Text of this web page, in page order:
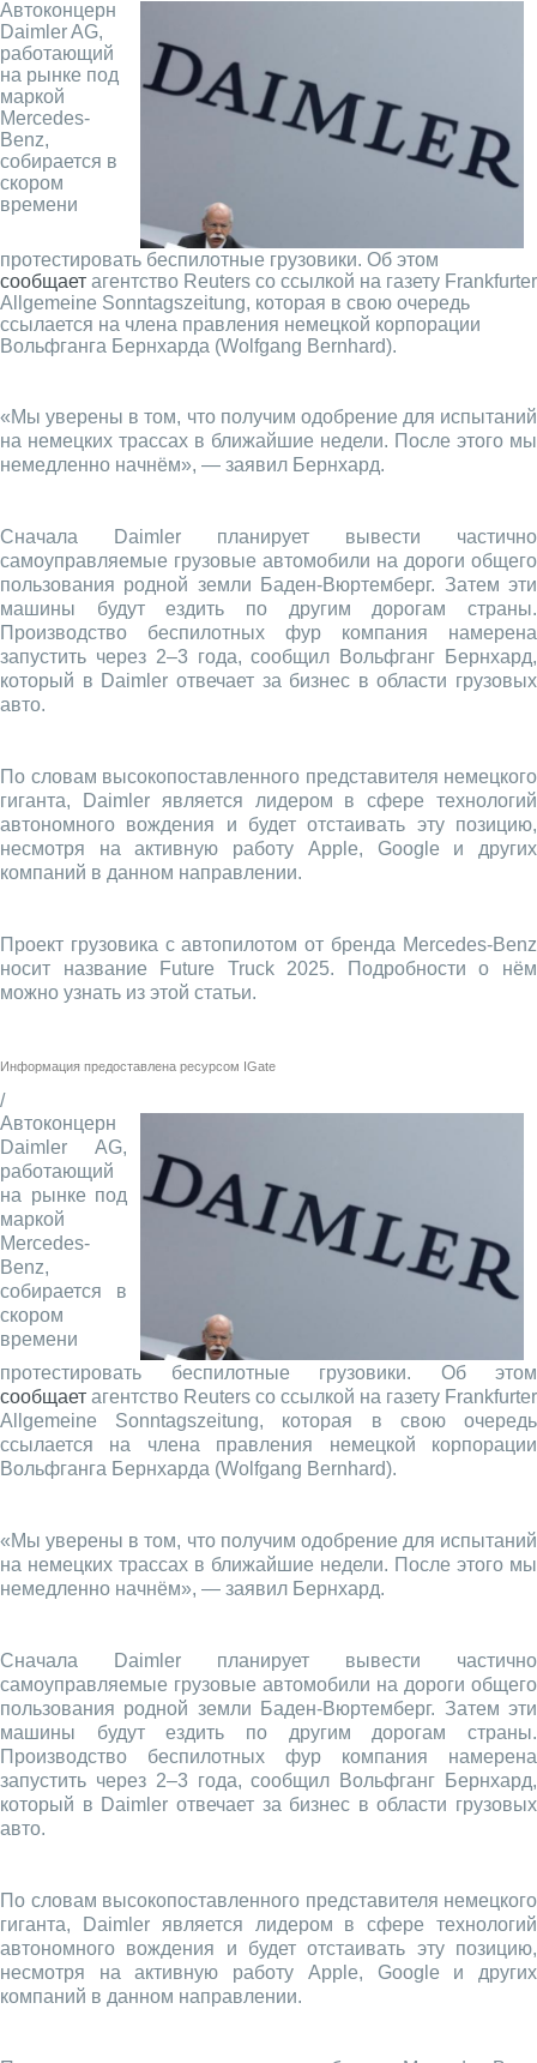
Автоконцерн
Daimler AG,
работающий
на рынке под
маркой
Mercedes-
Benz,
собирается в
скором
времени
протестировать беспилотные грузовики. Об этом
сообщает агентство Reuters со ссылкой на газету Frankfurter
Allgemeine Sonntagszeitung, которая в свою очередь
ссылается на члена правления немецкой корпорации
Вольфганга Бернхарда (Wolfgang Bernhard).
«Мы уверены в том, что получим одобрение для испытаний
на немецких трассах в ближайшие недели. После этого мы
немедленно начнём», — заявил Бернхард.
Сначала Daimler планирует вывести частично
самоуправляемые грузовые автомобили на дороги общего
пользования родной земли Баден-Вюртемберг. Затем эти
машины будут ездить по другим дорогам страны.
Производство беспилотных фур компания намерена
запустить через 2–3 года, сообщил Вольфганг Бернхард,
который в Daimler отвечает за бизнес в области грузовых
авто.
По словам высокопоставленного представителя немецкого
гиганта, Daimler является лидером в сфере технологий
автономного вождения и будет отстаивать эту позицию,
несмотря на активную работу Apple, Google и других
компаний в данном направлении.
Проект грузовика с автопилотом от бренда Mercedes-Benz
носит название Future Truck 2025. Подробности о нём
можно узнать из этой статьи.
Информация предоставлена ресурсом IGate
/
Автоконцерн
Daimler AG,
работающий
на рынке под
маркой
Mercedes-
Benz,
собирается в
скором
времени
протестировать беспилотные грузовики. Об этом
сообщает агентство Reuters со ссылкой на газету Frankfurter
Allgemeine Sonntagszeitung, которая в свою очередь
ссылается на члена правления немецкой корпорации
Вольфганга Бернхарда (Wolfgang Bernhard).
«Мы уверены в том, что получим одобрение для испытаний
на немецких трассах в ближайшие недели. После этого мы
немедленно начнём», — заявил Бернхард.
Сначала Daimler планирует вывести частично
самоуправляемые грузовые автомобили на дороги общего
пользования родной земли Баден-Вюртемберг. Затем эти
машины будут ездить по другим дорогам страны.
Производство беспилотных фур компания намерена
запустить через 2–3 года, сообщил Вольфганг Бернхард,
который в Daimler отвечает за бизнес в области грузовых
авто.
По словам высокопоставленного представителя немецкого
гиганта, Daimler является лидером в сфере технологий
автономного вождения и будет отстаивать эту позицию,
несмотря на активную работу Apple, Google и других
компаний в данном направлении.